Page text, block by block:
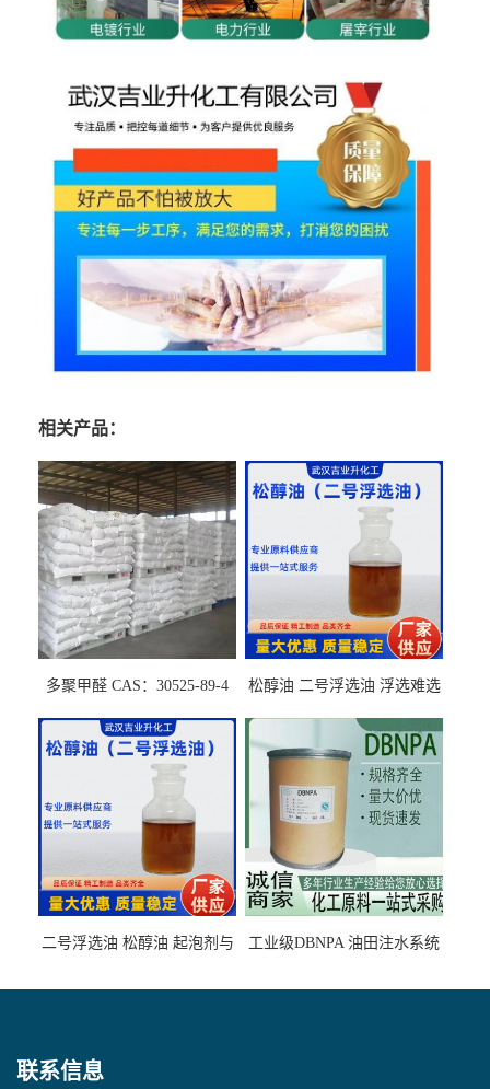
相关产品：
多聚甲醛 CAS：30525-89-4
松醇油 二号浮选油 浮选难选
石墨矿
二号浮选油 松醇油 起泡剂与
工业级DBNPA 油田注水系统
联系信息